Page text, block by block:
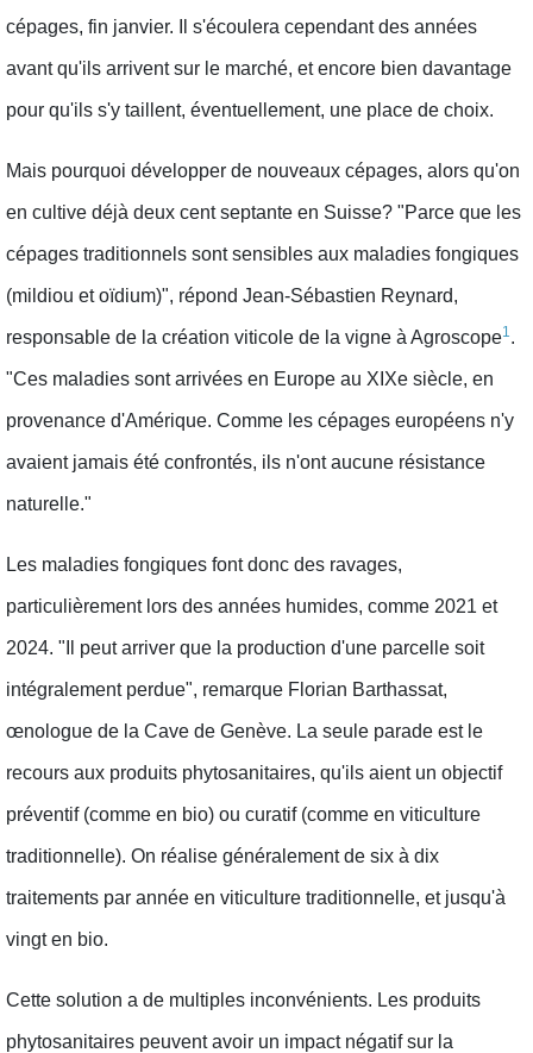
cépages, fin janvier. Il s'écoulera cependant des années
avant qu'ils arrivent sur le marché, et encore bien davantage
pour qu'ils s'y taillent, éventuellement, une place de choix.
Mais pourquoi développer de nouveaux cépages, alors qu'on
en cultive déjà deux cent septante en Suisse? "Parce que les
cépages traditionnels sont sensibles aux maladies fongiques
(mildiou et oïdium)", répond Jean-Sébastien Reynard,
responsable de la création viticole de la vigne à Agroscope1.
"Ces maladies sont arrivées en Europe au XIXe siècle, en
provenance d'Amérique. Comme les cépages européens n'y
avaient jamais été confrontés, ils n'ont aucune résistance
naturelle."
Les maladies fongiques font donc des ravages,
particulièrement lors des années humides, comme 2021 et
2024. "Il peut arriver que la production d'une parcelle soit
intégralement perdue", remarque Florian Barthassat,
œnologue de la Cave de Genève. La seule parade est le
recours aux produits phytosanitaires, qu'ils aient un objectif
préventif (comme en bio) ou curatif (comme en viticulture
traditionnelle). On réalise généralement de six à dix
traitements par année en viticulture traditionnelle, et jusqu'à
vingt en bio.
Cette solution a de multiples inconvénients. Les produits
phytosanitaires peuvent avoir un impact négatif sur la